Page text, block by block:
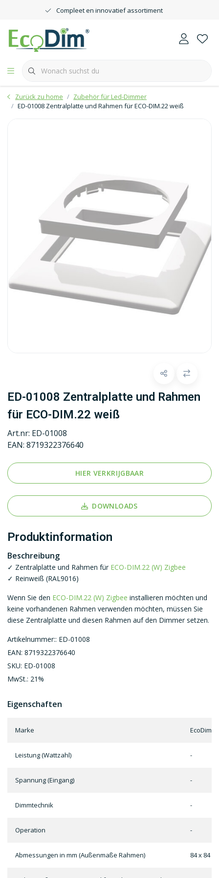
Compleet en innovatief assortiment
Zurück zu home
Zubehör für Led-Dimmer
ED-01008 Zentralplatte und Rahmen für ECO-DIM.22 weiß
ED-01008 Zentralplatte und Rahmen
für ECO-DIM.22 weiß
Art.nr: ED-01008
EAN: 8719322376640
HIER VERKRIJGBAAR
DOWNLOADS
Produktinformation
Beschreibung
✓ Zentralplatte und Rahmen für ECO-DIM.22 (W) Zigbee
✓ Reinweiß (RAL9016)
Wenn Sie den ECO-DIM.22 (W) Zigbee installieren möchten und
keine vorhandenen Rahmen verwenden möchten, müssen Sie
diese Zentralplatte und diesen Rahmen auf den Dimmer setzen.
Artikelnummer:: ED-01008
EAN: 8719322376640
SKU: ED-01008
MwSt.: 21%
Eigenschaften
Marke EcoDim
Leistung (Wattzahl) -
Spannung (Eingang) -
Dimmtechnik -
Operation -
Abmessungen in mm (Außenmaße Rahmen) 84 x 84